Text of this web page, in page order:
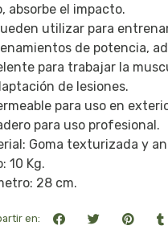
absorbe el impacto.
utilizar para
de potencia,
para trabajar la
de lesiones.
para uso en
para uso profesional.
Goma texturizada y
10 Kg.
28 cm.
en: